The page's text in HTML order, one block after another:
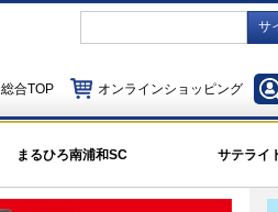
サ
総合TOP オンラインショッピング
まるひろ南浦和SC サテライ